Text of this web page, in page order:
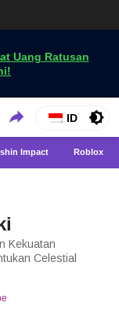
Uang Ratusan
Hanya di VCGamers
ID
Impact Roblox
Kekuatan
Celestial